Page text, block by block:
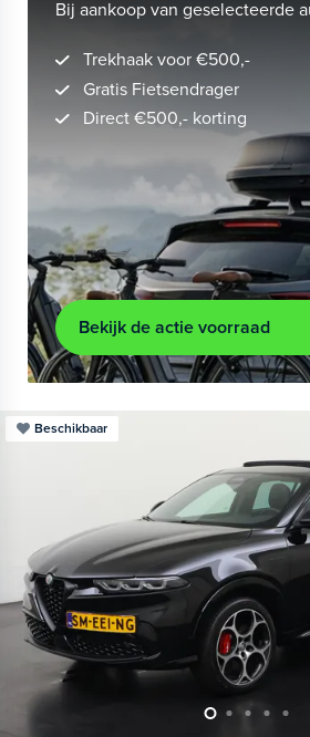
Bij aankoop van geselecteerde
Trekhaak voor €500,-
Gratis Fietsendrager
Direct €500,- korting
Bekijk de actie voorraad
Beschikbaar